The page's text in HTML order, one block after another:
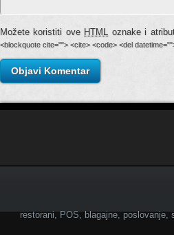
Možete koristiti ove HTML oznake i
<blockquote cite=""> <cite> <code> <del
restorani, POS, blagajne,